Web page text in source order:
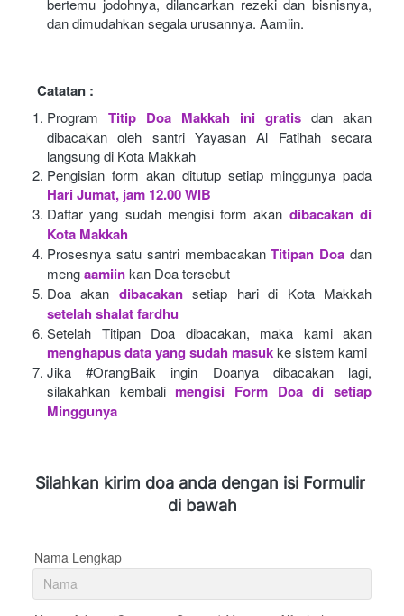
bertemu jodohnya, dilancarkan rezeki dan bisnisnya,
dan dimudahkan segala urusannya. Aamiin.
Catatan :
Program Titip Doa Makkah ini gratis dan akan
dibacakan oleh santri Yayasan Al Fatihah secara
langsung di Kota Makkah
Pengisian form akan ditutup setiap minggunya pada
Hari Jumat, jam 12.00 WIB
Daftar yang sudah mengisi form akan dibacakan di
Kota Makkah
Prosesnya satu santri membacakan Titipan Doa dan
mengaamiinkan Doa tersebut
Doa akan dibacakan setiap hari di Kota Makkah
setelah shalat fardhu
Setelah Titipan Doa dibacakan, maka kami akan
menghapus data yang sudah masukke sistem kami
Jika #OrangBaik ingin Doanya dibacakan lagi,
silakahkan kembali mengisi Form Doa di setiap
Minggunya
Silahkan kirim doa anda dengan isi Formulir
di bawah
Nama Lengkap